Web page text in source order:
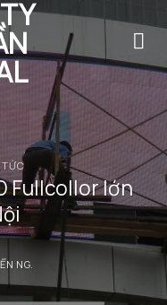
TỨC
Fullcollor lớn
NG.